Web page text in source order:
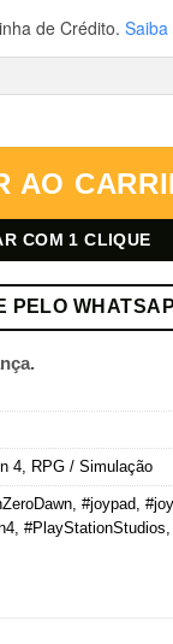
de Crédito.
– PlayStation 4 –
AO
COM 1 CLIQUE
PELO
4 RPG / Simulação
#joypad
#PlayStationStudios